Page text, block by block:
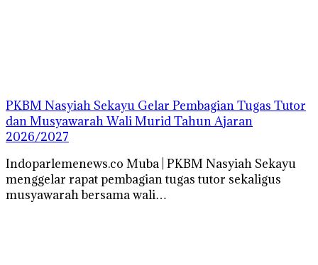
PKBM Nasyiah Sekayu Gelar Pembagian Tugas Tutor
dan Musyawarah Wali Murid Tahun Ajaran
2026/2027
Indoparlemenews.co Muba | PKBM Nasyiah Sekayu
menggelar rapat pembagian tugas tutor sekaligus
musyawarah bersama wali…